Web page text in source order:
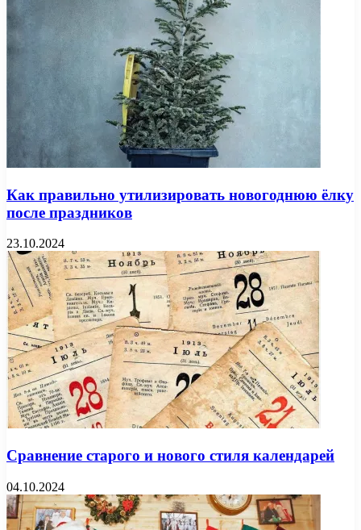
Как правильно утилизировать новогоднюю ёлку
после праздников
23.10.2024
Сравнение старого и нового стиля календарей
04.10.2024